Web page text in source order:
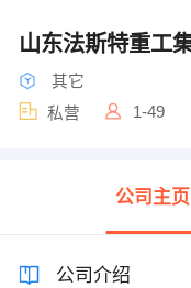
山东法斯特重工
其它
私营
1-49
公司主页
公司介绍